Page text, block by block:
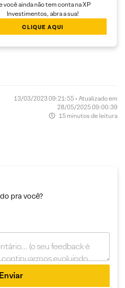
você ainda não tem conta na XP
Investimentos, abra a sua!
CLIQUE AQUI
13/03/2023 09:21:55 • Atualizado em
28/05/2025 09:00:39
15 minutos de leitura
pra você?
Enviar